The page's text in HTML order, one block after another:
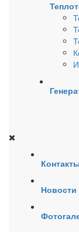
Контакты
Новости